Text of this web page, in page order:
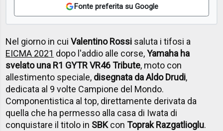
Fonte preferita su Google
Nel giorno in cuiValentino Rossi saluta i tifosi a
EICMA 2021 dopo l'addio alle corse,Yamaha ha
svelato una R1 GYTR VR46 Tribute, moto con
allestimento speciale, disegnata da Aldo Drudi,
dedicata al 9 volte Campione del Mondo.
Componentistica al top, direttamente derivata da
quella che ha permesso alla casa di Iwata di
conquistare il titolo in SBKconToprak Razgatlioglu.